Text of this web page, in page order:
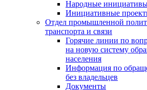
Народные
Инициативные
Отдел промышленной
транспорта и связи
Горячие линии по
на новую систему
населения
Информация по
без владельцев
Документы